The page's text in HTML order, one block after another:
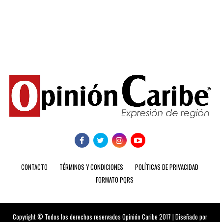
CONTACTO TÉRMINOS Y CONDICIONES
POLÍTICAS DE PRIVACIDAD
FORMATO PQRS
Copyright © Todos los derechos reservados Opinión Caribe 2017 | Diseñado por